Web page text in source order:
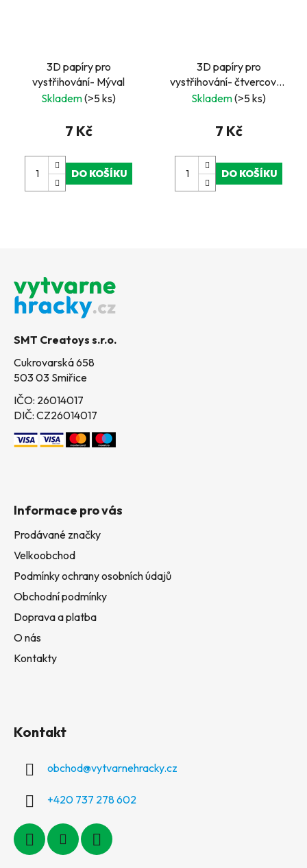
3D papíry pro
vystřihování- Mýval
Skladem(>5 ks)
7 Kč
DO KOŠÍKU
3D papíry pro
vystřihování- čtvercové-
sloni a pandy
Skladem(>5 ks)
7 Kč
DO KOŠÍKU
SMT Creatoys s.r.o.
Cukrovarská 658
503 03 Smiřice
IČO: 26014017
DIČ: CZ26014017
Informace pro vás
Prodávané značky
Velkoobchod
Podmínky ochrany osobních údajů
Obchodní podmínky
Doprava a platba
O nás
Kontakty
Kontakt
obchod@vytvarnehracky.cz
+420 737 278 602